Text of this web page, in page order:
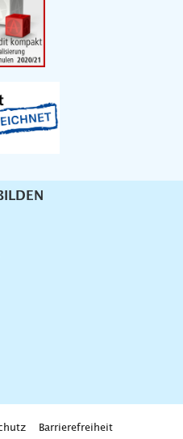
Barrierefreiheit